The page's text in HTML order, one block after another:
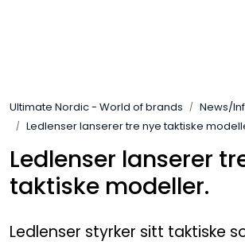
Ultimate Nordic - World of brands
News/
Ledlenser lanserer tre nye taktiske
Ledlenser lanserer
taktiske modeller.
Ledlenser styrker sitt taktiske
News/Info
Mediaportalen